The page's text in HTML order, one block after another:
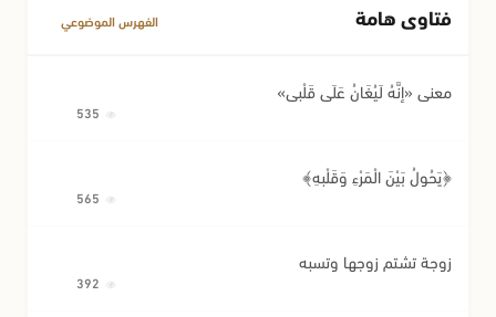
فتاوى هامة الفهرس الموضوعي
معنى «إِنَّهُ لَيُغَانُ عَلَى قَلْبِي»
﴿يَحُولُ بَيْنَ الْمَرْءِ وَقَلْبِهِ﴾
زوجة تشتم زوجها وتسبه